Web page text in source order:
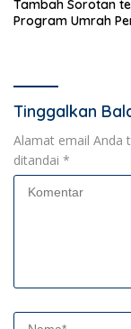
Tambah Sorotan
Program Umrah
Tinggalkan
Alamat email Anda
ditandai *